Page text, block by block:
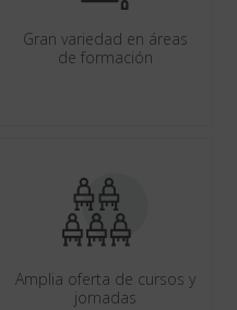
Gran variedad en áreas
de formación
Amplia oferta de cursos y
jornadas